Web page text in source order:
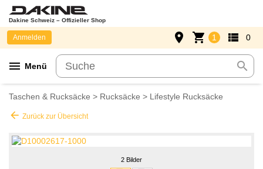
Dakine Schweiz – Offizieller Shop
menu Menü search
Anmelden place shopping_cart 1 view_list 0
Taschen & Rucksäcke > Rucksäcke > Lifestyle Rucksäcke
arrow_back Zurück zur Übersicht
2 Bilder